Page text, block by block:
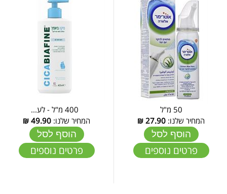
50 מ"ל
המחיר שלנו: 27.90
₪
הוסף לסל
פרטים נוספים
המחיר שלנו: 49.90
₪
הוסף לסל
פרטים נוספים